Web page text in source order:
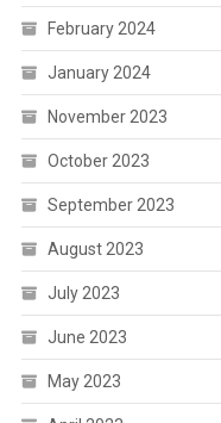
February 2024
January 2024
November 2023
October 2023
September 2023
August 2023
July 2023
June 2023
May 2023